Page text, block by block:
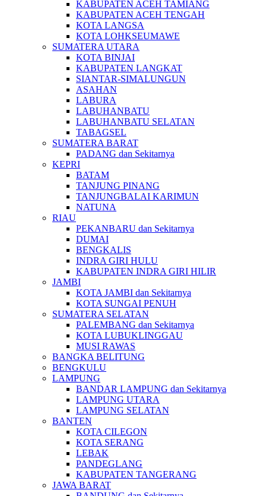
KABUPATEN ACEH TAMIANG
KABUPATEN ACEH TENGAH
KOTA LANGSA
KOTA LOHKSEUMAWE
SUMATERA UTARA
KOTA BINJAI
KABUPATEN LANGKAT
SIANTAR-SIMALUNGUN
ASAHAN
LABURA
LABUHANBATU
LABUHANBATU SELATAN
TABAGSEL
SUMATERA BARAT
PADANG dan Sekitarnya
KEPRI
BATAM
TANJUNG PINANG
TANJUNGBALAI KARIMUN
NATUNA
RIAU
PEKANBARU dan Sekitarnya
DUMAI
BENGKALIS
INDRA GIRI HULU
KABUPATEN INDRA GIRI HILIR
JAMBI
KOTA JAMBI dan Sekitarnya
KOTA SUNGAI PENUH
SUMATERA SELATAN
PALEMBANG dan Sekitarnya
KOTA LUBUKLINGGAU
MUSI RAWAS
BANGKA BELITUNG
BENGKULU
LAMPUNG
BANDAR LAMPUNG dan Sekitarnya
LAMPUNG UTARA
LAMPUNG SELATAN
BANTEN
KOTA CILEGON
KOTA SERANG
LEBAK
PANDEGLANG
KABUPATEN TANGERANG
JAWA BARAT